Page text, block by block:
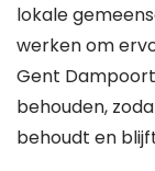
lokale
werken om
Gent
behouden,
behoudt en